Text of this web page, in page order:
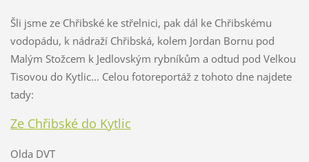
Šli jsme ze Chřibské ke střelnici, pak dál ke Chřibskému
vodopádu, k nádraží Chřibská, kolem Jordan Bornu pod
Malým Stožcem k Jedlovským rybníkům a odtud pod Velkou
Tisovou do Kytlic... Celou fotoreportáž z tohoto dne najdete
tady:
Ze Chřibské do Kytlic
Olda DVT